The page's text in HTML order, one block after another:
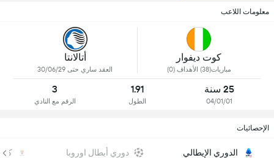
معلومات اللاعب
كوت ديفوار
مباريات(38) الأهداف (0)
أتالانتا
العقد ساري حتى 30/06/29
25 سنة
04/01/01
1.91
الطول
3
الرقم مع النادي
الإحصائيات
الدوري الإيطالي دوري أبطال اوروبا